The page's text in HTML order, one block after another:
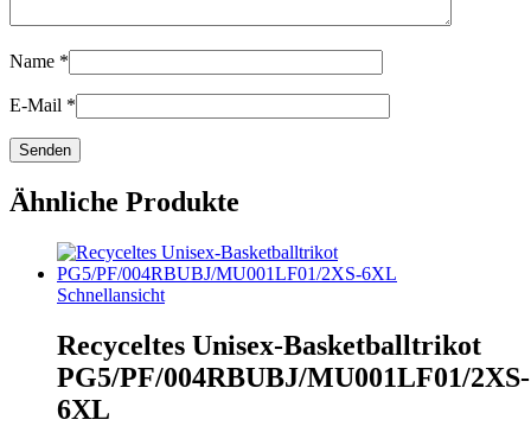
Name *
E-Mail *
Ähnliche Produkte
Schnellansicht
Recyceltes Unisex-Basketballtrikot
PG5/PF/004RBUBJ/MU001LF01/2XS-
6XL